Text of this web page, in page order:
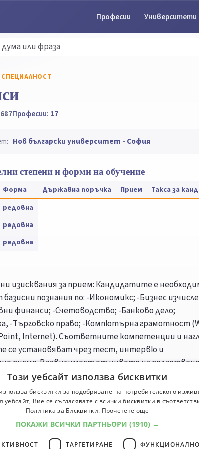
Професии Университети
Професии: 17
Нов български университет - София
степени и форми на обучение
Форма Държавна поръчка Прием Такса за
редовна
редовна
редовна
изисквания за прием: Кандидатите е
познания по: -Икономикс; -Бизнес
финанси; -Счетоводство; -Банково дело;
-Търговско право; -Компютърна грамотност
Point, Internet). Съответните компетенции и
се установяват чрез тест, интервю и
писмо. В зависимост от нивото на
степен се записват или акредитират
курсове от подготвителния блок (30 кредита -
9 кредита от самостоятелни работи).
Професии
Този уебсайт използва бисквитки
бисквитки за подобряване на потребителското
Вие се съгласявате с всички бисквитки в
Политика за Бисквитки. Прочетете още
ПОКАЖИ ВСИЧКИ ПАРТНЬОРИ (1910) →
ТАРГЕТИРАНЕ